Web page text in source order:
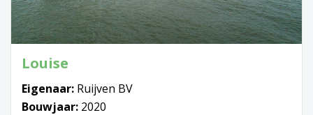
Louise
Eigenaar: Ruijven BV
Bouwjaar: 2020